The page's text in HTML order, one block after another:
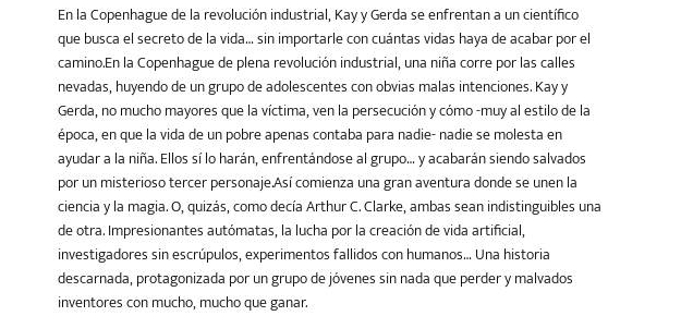
Young Adult
En la Copenhague de la revolución industrial, Kay y Gerda se enfrentan a un científico
que busca el secreto de la vida… sin importarle con cuántas vidas haya de acabar por el
camino.En la Copenhague de plena revolución industrial, una niña corre por las calles
nevadas, huyendo de un grupo de adolescentes con obvias malas intenciones. Kay y
Gerda, no mucho mayores que la víctima, ven la persecución y cómo -muy al estilo de la
época, en que la vida de un pobre apenas contaba para nadie- nadie se molesta en
ayudar a la niña. Ellos sí lo harán, enfrentándose al grupo… y acabarán siendo salvados
por un misterioso tercer personaje.Así comienza una gran aventura donde se unen la
ciencia y la magia. O, quizás, como decía Arthur C. Clarke, ambas sean indistinguibles una
de otra. Impresionantes autómatas, la lucha por la creación de vida artificial,
investigadores sin escrúpulos, experimentos fallidos con humanos… Una historia
descarnada, protagonizada por un grupo de jóvenes sin nada que perder y malvados
inventores con mucho, mucho que ganar.